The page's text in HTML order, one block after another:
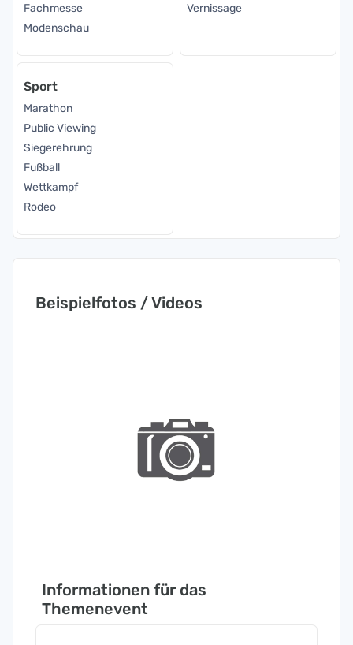
Fachmesse
Modenschau
Vernissage
Sport
Marathon
Public Viewing
Siegerehrung
Fußball
Wettkampf
Rodeo
Beispielfotos / Videos
Informationen für das
Themenevent